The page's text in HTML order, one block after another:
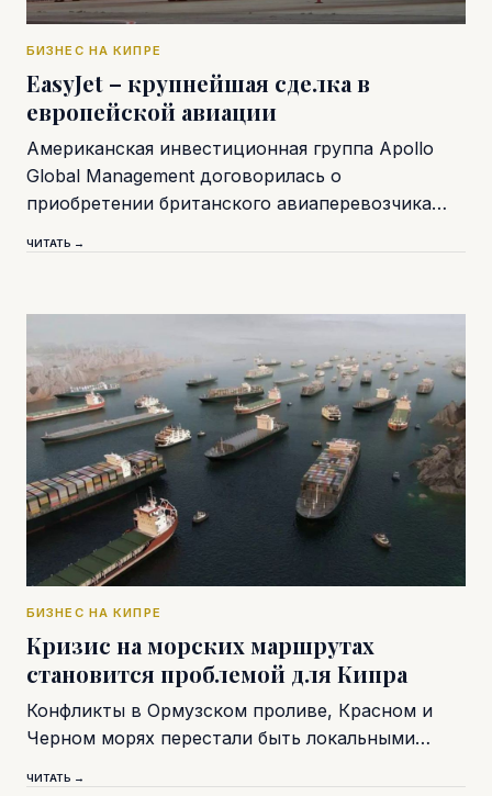
БИЗНЕС НА КИПРЕ
EasyJet – крупнейшая сделка в
европейской авиации
Американская инвестиционная группа Apollo
Global Management договорилась о
приобретении британского авиаперевозчика…
ЧИТАТЬ →
БИЗНЕС НА КИПРЕ
Кризис на морских маршрутах
становится проблемой для Кипра
Конфликты в Ормузском проливе, Красном и
Черном морях перестали быть локальными…
ЧИТАТЬ →